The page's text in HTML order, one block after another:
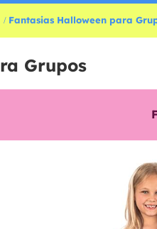
Fantasias Halloween para
Grupos